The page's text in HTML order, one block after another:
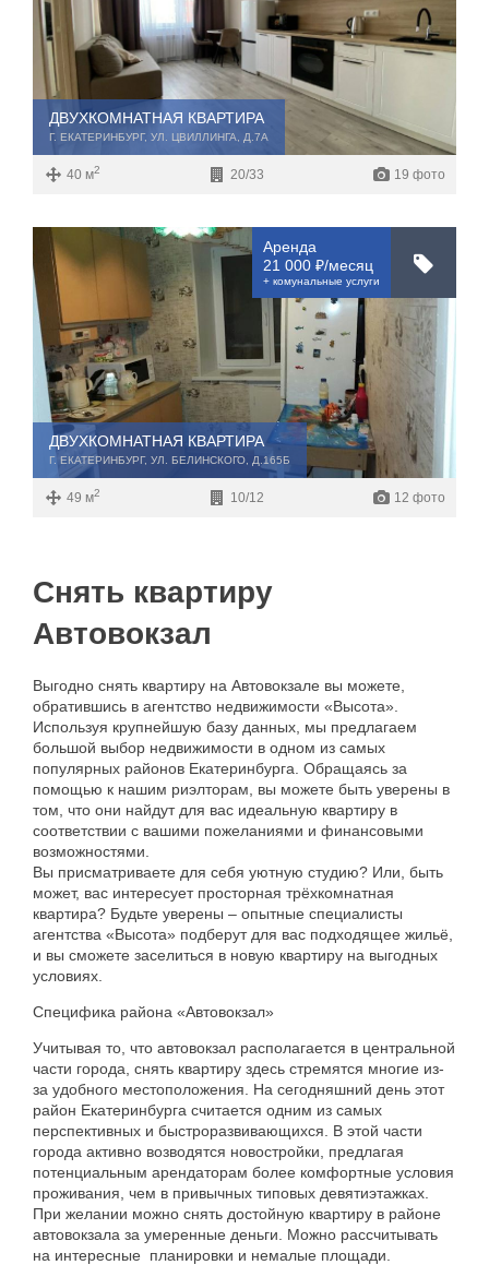
Не последний
Материал дома
Планировка
Тип дома
Мебель
Холодильник
Стиральная
Снять квартиру
Автовокзал
Выгодно снять квартиру на Автовокзале вы можете
обратившись в агентство недвижимости «Высота».
Используя крупнейшую базу данных мы предлагаем
большой выбор недвижимости в одном из самых
популярных районов Екатеринбурга Обращаясь за
помощью к нашим риэлторам вы можете быть уверены в
том что они найдут для вас идеальную квартиру в
соответствии с вашими пожеланиями и финансовыми
возможностями
Вы присматриваете для себя уютную студию? Или быть
может, вас интересует просторная трёхкомнатная
квартира? Будьте уверены – опытные специалисты
агентства «Высота» подберут для вас подходящее жильё
и вы сможете заселиться в новую квартиру на выгодных
условиях
Специфика района «Автовокзал»
Учитывая то что автовокзал располагается в центральной
части города снять квартиру здесь стремятся многие из-
за удобного местоположения На сегодняшний день этот
район Екатеринбурга считается одним из самых
перспективных и быстроразвивающихся В этой части
города активно возводятся новостройки
предлагая
потенциальным арендаторам более комфортные условия
проживания чем в привычных типовых девятиэтажках
При желании можно снять достойную квартиру в районе
автовокзала за умеренные деньги Можно рассчитывать
на интересные планировки и немалые площади
ДВУХКОМНАТНАЯ КВАРТИРА
Г. ЕКАТЕРИНБУРГ, УЛ. ЦВИЛЛИНГА, Д.7А
40 м2 20/33 19 фото
Аренда
21 000 ₽/месяц
+ комунальные услуги
ДВУХКОМНАТНАЯ КВАРТИРА
Г. ЕКАТЕРИНБУРГ, УЛ. БЕЛИНСКОГО, Д.165Б
49 м2 10/12 12 фото